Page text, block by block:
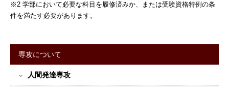
※2 学部において必要な科目を履修済みか、または受験資格特例の条
件を満たす必要があります。
専攻について
人間発達専攻